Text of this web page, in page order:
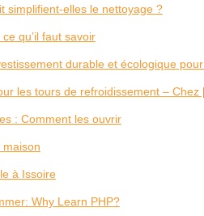
simplifient-elles le nettoyage ?
qu’il faut savoir
durable et écologique
les tours de refroidissement – Chez
: Comment les ouvrir
à Issoire
Why Learn PHP?